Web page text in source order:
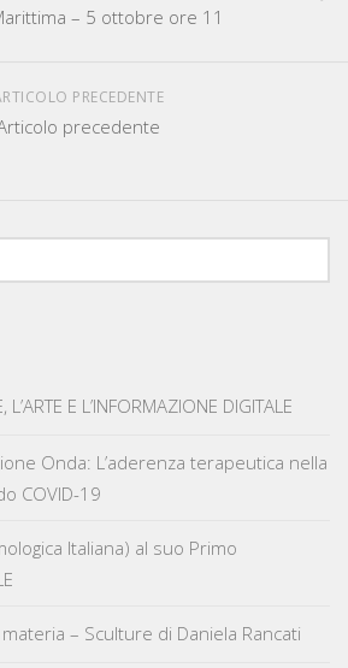
– 5 ottobre ore 11
PRECEDENTE
precedente
E L’INFORMAZIONE DIGITALE
Onda: L’aderenza terapeutica nella
COVID-19
Italiana) al suo Primo
– Sculture di Daniela Rancati